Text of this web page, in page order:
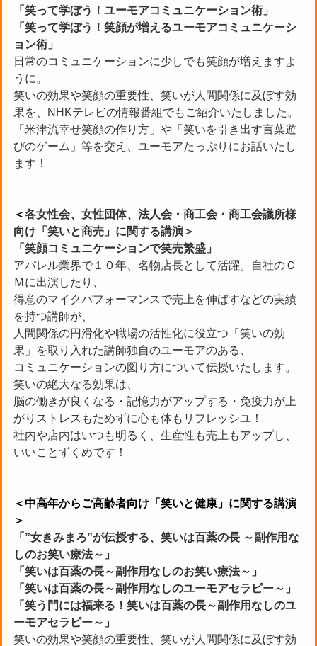
「笑って学ぼう！ユーモアコミュニケーション術」
「笑って学ぼう！笑顔が増えるユーモアコミュニケーシ
ョン術」
日常のコミュニケーションに少しでも笑顔が増えますよ
うに。
笑いの効果や笑顔の重要性、笑いが人間関係に及ぼす効
果を、NHKテレビの情報番組でもご紹介いたしました。
「米津流幸せ笑顔の作り方」や「笑いを引き出す言葉遊
びのゲーム」等を交え、ユーモアたっぷりにお話いたし
ます！
＜各女性会、女性団体、法人会・商工会・商工会議所様
向け「笑いと商売」に関する講演＞
「笑顔コミュニケーションで笑売繁盛」
アパレル業界で１０年、名物店長として活躍。自社のＣ
Ｍに出演したり、
得意のマイクパフォーマンスで売上を伸ばすなどの実績
を持つ講師が、
人間関係の円滑化や職場の活性化に役立つ「笑いの効
果」を取り入れた講師独自のユーモアのある、
コミュニケーションの図り方について伝授いたします。
笑いの絶大なる効果は、
脳の働きが良くなる・記憶力がアップする・免疫力が上
がりストレスもためずに心も体もリフレッシユ！
社内や店内はいつも明るく、生産性も売上もアップし、
いいことずくめです！
＜中高年からご高齢者向け「笑いと健康」に関する講演
＞
「”女きみまろ”が伝授する、笑いは百薬の長 ～副作用な
しのお笑い療法～」
「笑いは百薬の長～副作用なしのお笑い療法～」
「笑いは百薬の長～副作用なしのユーモアセラピー～」
「笑う門には福来る！笑いは百薬の長～副作用なしのユ
ーモアセラピー～」
笑いの効果や笑顔の重要性、笑いが人間関係に及ぼす効